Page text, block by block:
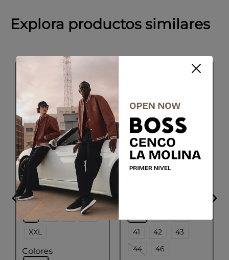
Explora productos similares
ADOLFO DOMINGUEZ
Camisa Hombre Color
Gris Cuadros
Talla
XL
XXL
Colores
PAL ZILERI
41
42
43
44
46